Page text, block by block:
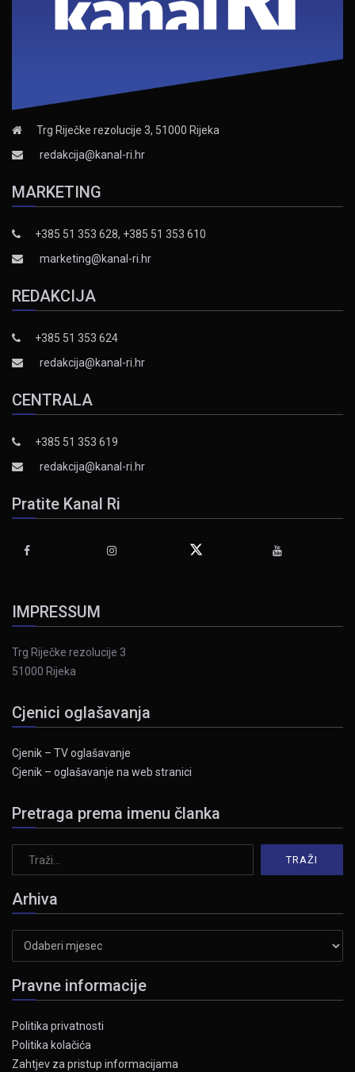
Trg Riječke rezolucije 3, 51000 Rijeka
redakcija@kanal-ri.hr
MARKETING
+385 51 353 628, +385 51 353 610
marketing@kanal-ri.hr
REDAKCIJA
+385 51 353 624
redakcija@kanal-ri.hr
CENTRALA
+385 51 353 619
redakcija@kanal-ri.hr
Pratite Kanal Ri
IMPRESSUM
Trg Riječke rezolucije 3
51000 Rijeka
Cjenici oglašavanja
Cjenik – TV oglašavanje
Cjenik – oglašavanje na web stranici
Pretraga prema imenu članka
Arhiva
Pravne informacije
Politika privatnosti
Politika kolačića
Zahtjev za pristup informacijama